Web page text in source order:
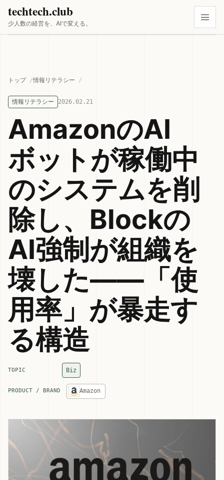
techtech.club
少人数の経営を、AIで変える。
トップ 情報リテラシー
情報リテラシー 2026.02.21
AmazonのAI
ボットが稼働中
のシステムを削
除し、Blockの
AI強制が組織を
壊した——「使
用率」が暴走す
る構造
TOPIC Biz
PRODUCT / BRAND Amazon